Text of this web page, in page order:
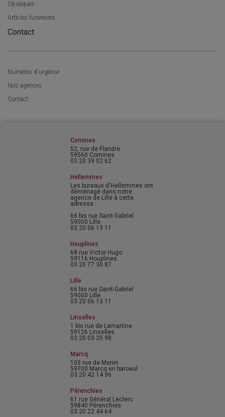
Obsèques
Articles funéraires
Contact
Numéros d'urgence
Nos agences
Contact
Comines
52, rue de Flandre
59560 Comines
03 20 39 02 62
Hellemmes
Les bureaux d'Hellemmes ont
déménagé dans notre
agence de Lille à cette
adresse :
66 bis rue Saint-Gabriel
59000 Lille
03 20 06 13 11
Houplines
68 rue Victor Hugo
59116 Houplines
03 20 77 30 87
Lille
66 bis rue Saint-Gabriel
59000 Lille
03 20 06 13 11
Linselles
1 bis rue de Lamartine
59126 Linselles
03 20 03 25 98
Marcq
105 rue de Menin
59700 Marcq en baroeul
03 20 42 14 96
Pérenchies
61 rue Général Leclerc
59840 Pérenchies
03 20 22 44 64